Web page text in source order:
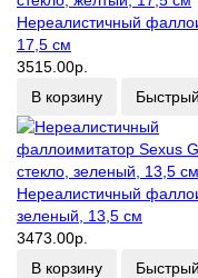
Нереалистичный
17,5 см
3515.00р.
В корзину
Нереалистичный
зеленый, 13,5 см
3473.00р.
В корзину